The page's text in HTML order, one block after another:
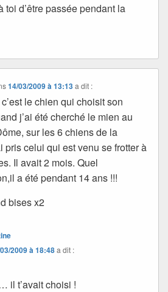
d’être passée pendant la
14/03/2009 à 13:13 a dit :
c’est le chien qui choisit son
j’ai été cherché le mien au
sur les 6 chiens de la
pris celui qui est venu se frotter à
Il avait 2 mois. Quel
a été pendant 14 ans !!!
bises x2
2009 à 18:48a dit :
il t’avait choisi !